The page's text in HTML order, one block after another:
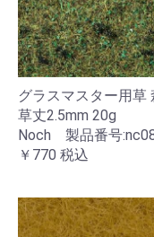
グラスマスター用草
草丈2.5mm 20g
Noch 製品番号
￥770 税込